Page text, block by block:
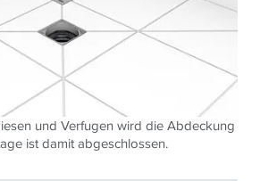
und Verfugen wird die Abdeckung
ist damit abgeschlossen.